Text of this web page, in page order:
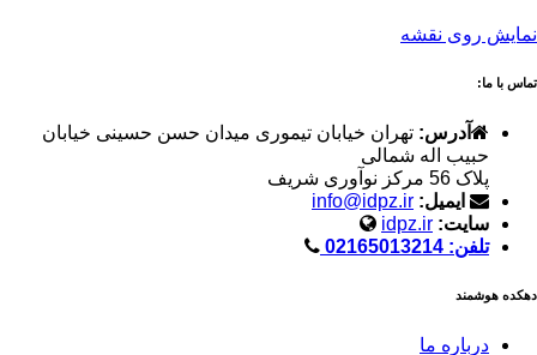
نمایش روی نقشه
تماس با ما:
آدرس: تهران خیابان تیموری میدان حسن حسینی خیابان
حبیب اله شمالی
پلاک 56 مرکز نوآوری شریف
ایمیل: info@idpz.ir
سایت: idpz.ir
تلفن: 02165013214
دهکده هوشمند
درباره ما